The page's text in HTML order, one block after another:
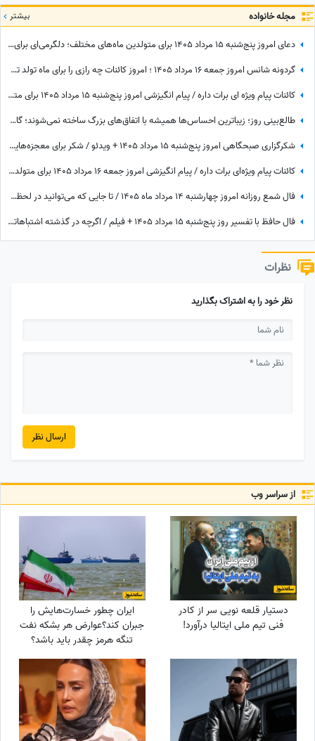
مجله خانواده بیشتر
دعای امروز پنج‌شنبه 15 مرداد 1405 برای متولدین ماه‌های مختلف؛ دلگرمی‌ای برای هر کس که در آرزوها و نیازهای زندگی مانده است
گردونه شانس امروز جمعه 16 مرداد 1405 ؛ امروز کائنات چه رازی را برای ماه تولد تو فاش کرده؟
کائنات پیام ویژه ای برات داره / پیام انگیزشی امروز پنج‌شنبه 15 مرداد 1405 برای متولدین فروردین تا اسفند: هرگز، هرگز تسلیم نشو + ویدئو
طالع‌بینی روز؛ زیباترین احساس‌ها همیشه با اتفاق‌های بزرگ ساخته نمی‌شوند؛ گاهی یک نگاه یا یک توجه کوتاه می‌تواند یک روز معمولی را به خاطره‌ای خاص تبدیل کند / پنج‌شنبه 15 مرداد 1405
شکرگزاری صبحگاهی امروز پنج‌شنبه 15 مرداد 1405 + ویدئو / شکر برای معجزه‌هایی که دیدم، برای نعمت‌هایی که هنوز ندیده‌ام، و برای آرزوهایی که همین حالا در مسیر رسیدن به من هستند
کائنات پیام ویژه‌ای برات داره / پیام انگیزشی امروز جمعه 16 مرداد 1405 برای متولدین فروردین تا اسفند: امروز زمان درخشیدن توست + ویدئو
فال شمع روزانه امروز چهارشنبه 14 مرداد ماه 1405 / تا جایی که می‌توانید در لحظه حال زندگی کرده و از آن نهایت استفاده را ببرید
فال حافظ با تفسیر روز پنج‌شنبه 15 مرداد 1405 + فیلم / اگرچه در گذشته اشتباهاتی انجام داده اید اما به زودی دوران غم و اندوه تمام می شود
نظرات
نظر خود را به اشتراک بگذارید
ارسال نظر
از سراسر وب
دستیار قلعه نویی سر از کادر
فنی تیم ملی ایتالیا درآورد!
ایران چطور خسارت‌هایش را
جبران کند؟عوارض هر بشکه نفت
تنگه هرمز چقدر باید باشد؟